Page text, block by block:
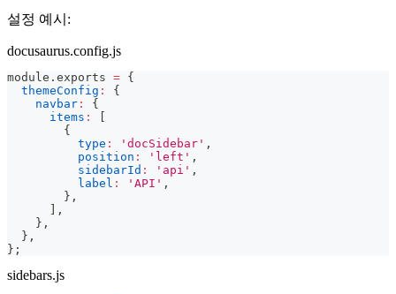
설정 예시:
docusaurus.config.js
module . exports = {
themeConfig :
{
navbar :
{
items :
{
type : 'docSidebar' ,
position : 'left' ,
sidebarId : 'api' ,
label : 'API' ,
} ,
,
} ,
} ,
} ;
sidebars.js